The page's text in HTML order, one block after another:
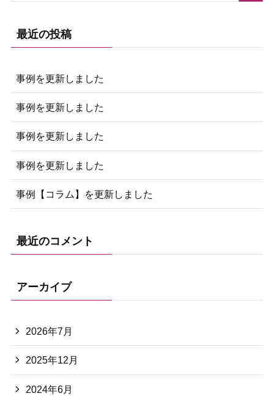
最近の投稿
事例を更新しました
事例を更新しました
事例を更新しました
事例を更新しました
事例【コラム】を更新しました
最近のコメント
アーカイブ
2026年7月
2025年12月
2024年6月